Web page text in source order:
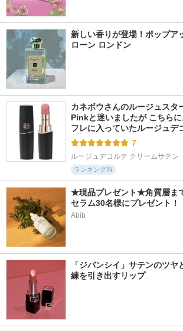
新しい香りが登場！ポップア
ローン ロンドン
カネボウさんのルージュスタ
Pinkと迷いましたが こちら
フレに入っていたルージュデ
7
ルージュデコルテ クリームサテン
ランキングIN
★現品プレゼント★角質層ま
セラム30名様にプレゼント！
Abib
「ジバンシイ」サテンのツ
練を引き出すリップ